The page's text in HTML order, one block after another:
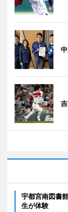
宇都宮南図書
生が体験